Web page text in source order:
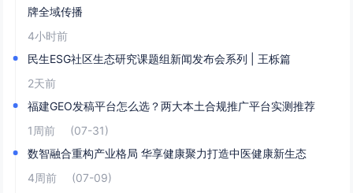
牌全域传播
4小时前
民生ESG社区生态研究课题组新闻发布会系列 | 王栎篇
2天前
福建GEO发稿平台怎么选？两大本土合规推广平台实测推荐
1周前
(07-31)
数智融合重构产业格局 华享健康聚力打造中医健康新生态
4周前
(07-09)